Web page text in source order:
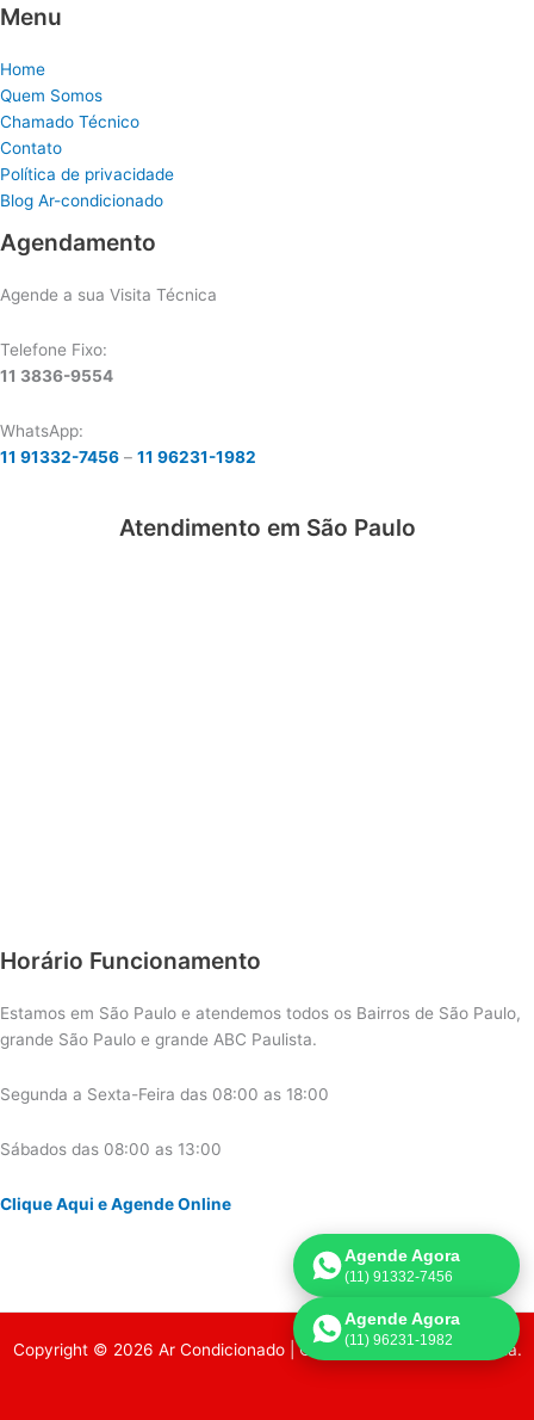
Menu
Home
Quem Somos
Chamado Técnico
Contato
Política de privacidade
Blog Ar-condicionado
Agendamento
Agende a sua Visita Técnica
Telefone Fixo:
11 3836-9554
WhatsApp:
11 91332-7456 – 11 96231-1982
Atendimento em São Paulo
Horário Funcionamento
Estamos em São Paulo e atendemos todos os Bairros de São Paulo,
grande São Paulo e grande ABC Paulista.
Segunda a Sexta-Feira das 08:00 as 18:00
Sábados das 08:00 as 13:00
Clique Aqui e Agende Online
Copyright © 2026 Ar Condicionado | Criado por:Página de Venda.
Agende Agora
(11) 91332-7456
Agende Agora
(11) 96231-1982